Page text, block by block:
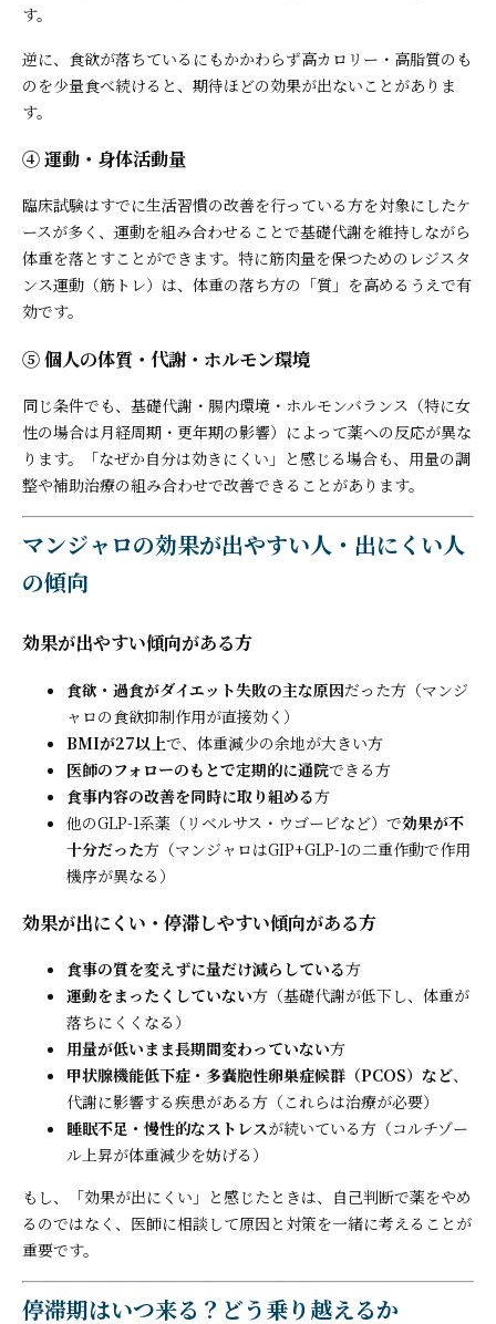
す。
逆に、食欲が落ちているにもかかわらず高カロリー・高脂質のも
のを少量食べ続けると、期待ほどの効果が出ないことがありま
す。
④ 運動・身体活動量
臨床試験はすでに生活習慣の改善を行っている方を対象にしたケ
ースが多く、運動を組み合わせることで基礎代謝を維持しながら
体重を落とすことができます。特に筋肉量を保つためのレジスタ
ンス運動（筋トレ）は、体重の落ち方の「質」を高めるうえで有
効です。
⑤ 個人の体質・代謝・ホルモン環境
同じ条件でも、基礎代謝・腸内環境・ホルモンバランス（特に女
性の場合は月経周期・更年期の影響）によって薬への反応が異な
ります。「なぜか自分は効きにくい」と感じる場合も、用量の調
整や補助治療の組み合わせで改善できることがあります。
マンジャロの効果が出やすい人・出にくい人
の傾向
効果が出やすい傾向がある方
食欲・過食がダイエット失敗の主な原因だった方（マンジ
ャロの食欲抑制作用が直接効く）
BMIが27以上で、体重減少の余地が大きい方
医師のフォローのもとで定期的に通院できる方
食事内容の改善を同時に取り組める方
他のGLP-1系薬（リベルサス・ウゴービなど）で効果が不
十分だった方（マンジャロはGIP+GLP-1の二重作動で作用
機序が異なる）
効果が出にくい・停滞しやすい傾向がある方
食事の質を変えずに量だけ減らしている方
運動をまったくしていない方（基礎代謝が低下し、体重が
落ちにくくなる）
用量が低いまま長期間変わっていない方
甲状腺機能低下症・多嚢胞性卵巣症候群（PCOS）など、
代謝に影響する疾患がある方（これらは治療が必要）
睡眠不足・慢性的なストレスが続いている方（コルチゾー
ル上昇が体重減少を妨げる）
もし、「効果が出にくい」と感じたときは、自己判断で薬をやめ
るのではなく、医師に相談して原因と対策を一緒に考えることが
重要です。
停滞期はいつ来る？どう乗り越えるか